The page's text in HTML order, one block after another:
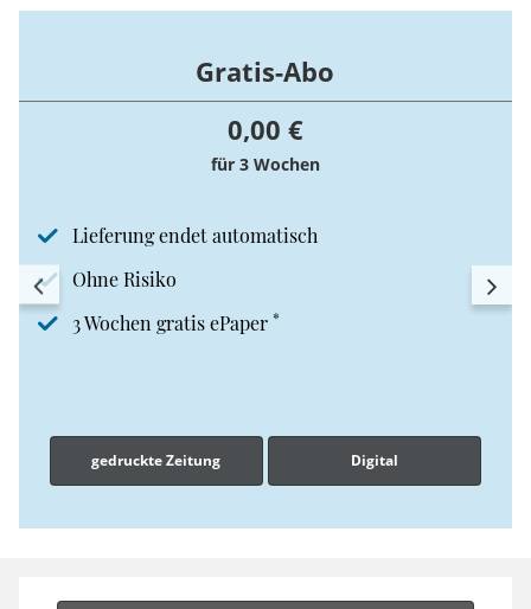
Gratis-Abo
0,00 €
für 3 Wochen
Lieferung endet automatisch
Ohne Risiko
3 Wochen gratis ePaper *
gedruckte Zeitung Digital